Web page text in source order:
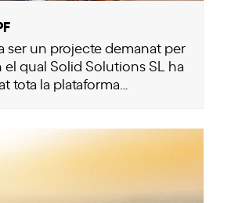
ser un projecte demanat per
qual Solid Solutions SL ha
tota la plataforma…